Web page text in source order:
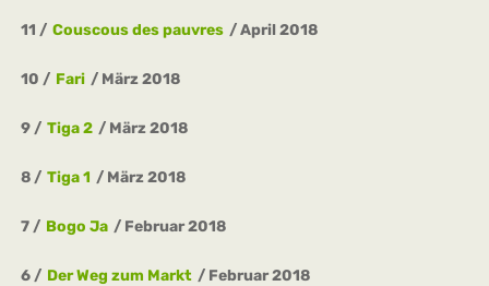
11 Couscous des pauvres April 2018
10 Fari März 2018
9 Tiga 2 März 2018
8 Tiga 1 März 2018
7 Bogo Ja Februar 2018
6 Der Weg zum Markt Februar 2018